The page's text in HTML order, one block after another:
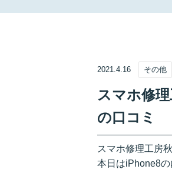
2021.4.16 その他
スマホ修
の口コミ
スマホ修理工房
本日はiPhone8